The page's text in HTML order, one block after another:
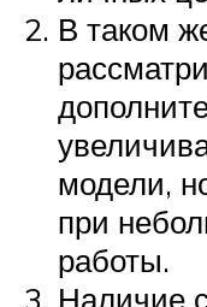
В таком
модели,
при
работы.
Наличие